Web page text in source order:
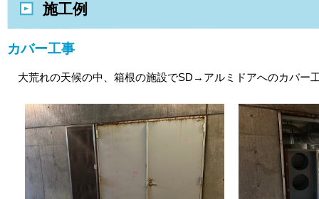
施工例
カバー工事
大荒れの天候の中、箱根の施設でSD→アルミドアへのカバー